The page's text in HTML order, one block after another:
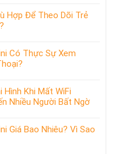
Hợp Để Theo Dõi Trẻ
Có Thực Sự Xem
Hình Khi Mất WiFi
Nhiều Người Bất Ngờ
Giá Bao Nhiêu? Vì Sao